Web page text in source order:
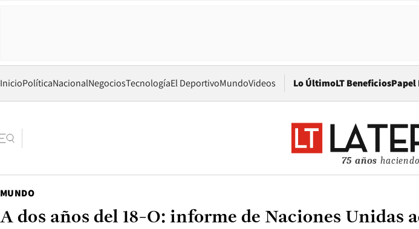
InicioPolíticaNacionalNegociosTecnologíaEl DeportivoMundoVideos Lo ÚltimoLT Beneficios
75 años
MUNDO
A dos años del 18-O: informe de Naciones